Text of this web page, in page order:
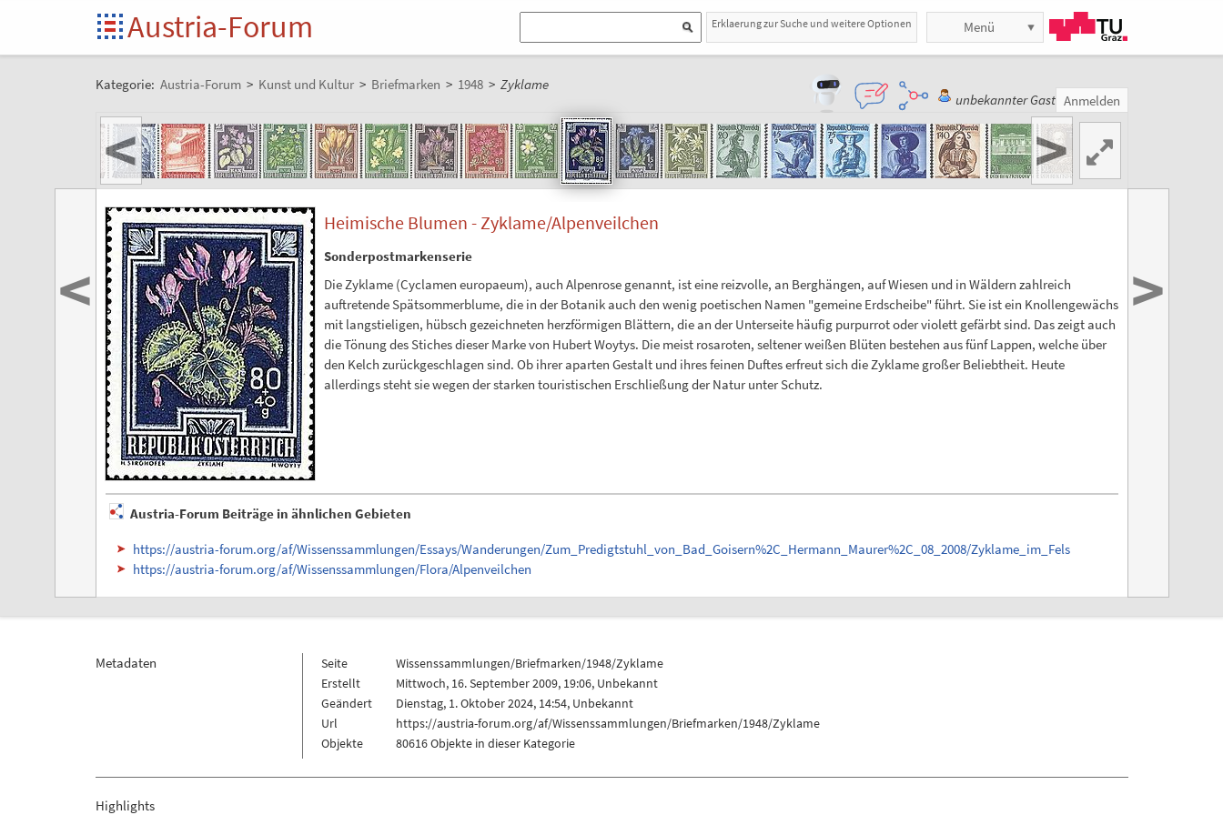
Austria-Forum Erklaerung zur Suche und weitere Optionen Menü
Kategorie: Austria-Forum > Kunst und Kultur > Briefmarken > 1948 > Zyklame
unbekannter Gast Anmelden
< >
Heimische Blumen - Zyklame/Alpenveilchen
Sonderpostmarkenserie
Die Zyklame (Cyclamen europaeum), auch Alpenrose genannt, ist eine reizvolle, an Berghängen, auf Wiesen und in Wäldern zahlreich
auftretende Spätsommerblume, die in der Botanik auch den wenig poetischen Namen "gemeine Erdscheibe" führt. Sie ist ein Knollengewächs
mit langstieligen, hübsch gezeichneten herzförmigen Blättern, die an der Unterseite häufig purpurrot oder violett gefärbt sind. Das zeigt auch
die Tönung des Stiches dieser Marke von Hubert Woytys. Die meist rosaroten, seltener weißen Blüten bestehen aus fünf Lappen, welche über
den Kelch zurückgeschlagen sind. Ob ihrer aparten Gestalt und ihres feinen Duftes erfreut sich die Zyklame großer Beliebtheit. Heute
allerdings steht sie wegen der starken touristischen Erschließung der Natur unter Schutz.
Austria-Forum Beiträge in ähnlichen Gebieten
https://austria-forum.org/af/Wissenssammlungen/Essays/Wanderungen/Zum_Predigtstuhl_von_Bad_Goisern%2C_Hermann_Maurer%2C_08_2008/Zyklame_im_Fels
https://austria-forum.org/af/Wissenssammlungen/Flora/Alpenveilchen
< >
Metadaten Seite
Wissenssammlungen/Briefmarken/1948/Zyklame
Erstellt
Mittwoch, 16. September 2009, 19:06, Unbekannt
Geändert
Dienstag, 1. Oktober 2024, 14:54, Unbekannt
Url
https://austria-forum.org/af/Wissenssammlungen/Briefmarken/1948/Zyklame
Objekte
80616 Objekte in dieser Kategorie
Highlights